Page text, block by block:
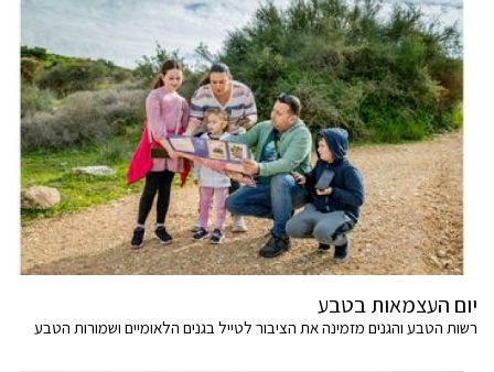
יום העצמאות בטבע
רשות הטבע והגנים מזמינה את הציבור לטייל בגנים הלאומיים ושמורות הטבע